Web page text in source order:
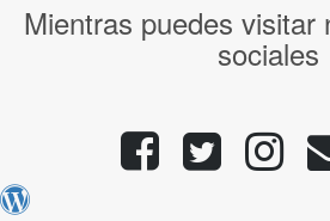
Mientras puedes visitar
sociales